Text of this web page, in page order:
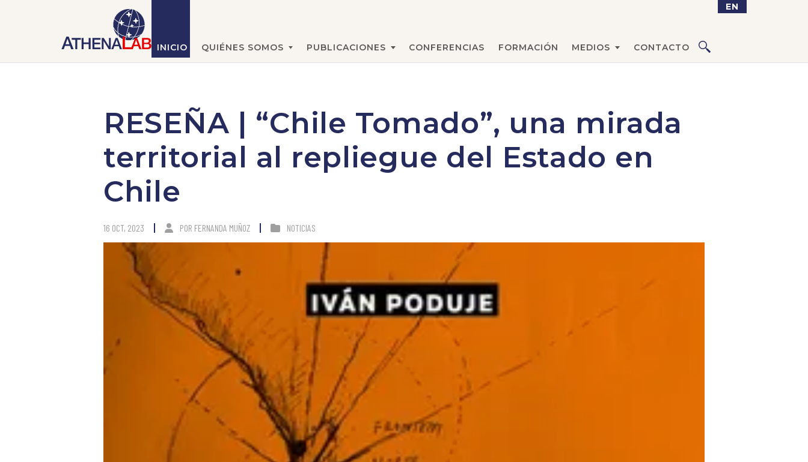
INICIO QUIÉNES SOMOS PUBLICACIONES CONFERENCIAS FORMACIÓN MEDIOS CONTACTO
BUSCAR
EN
RESEÑA | “Chile Tomado”, una mirada
territorial al repliegue del Estado en
Chile
16 OCT, 2023 POR FERNANDA MUÑOZ NOTICIAS